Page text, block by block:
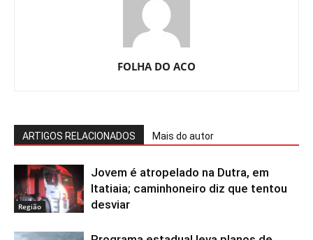
FOLHA DO ACO
ARTIGOS RELACIONADOS Mais do autor
Região
Jovem é atropelado na Dutra, em
Itatiaia; caminhoneiro diz que tentou
desviar